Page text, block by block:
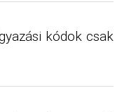
kódok csak